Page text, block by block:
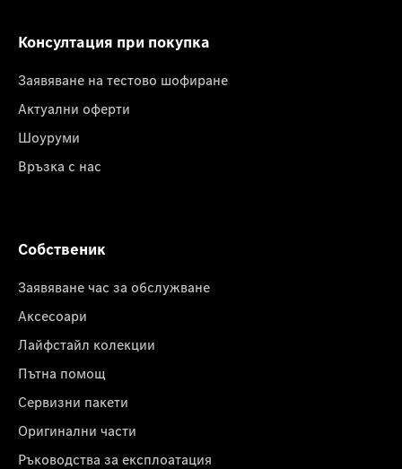
Консултация при покупка
Заявяване на тестово шофиране
Актуални оферти
Шоуруми
Връзка с нас
Собственик
Заявяване час за обслужване
Аксесоари
Лайфстайл колекции
Пътна помощ
Сервизни пакети
Оригинални части
Ръководства за експлоатация